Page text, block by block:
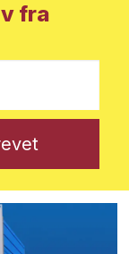
fra